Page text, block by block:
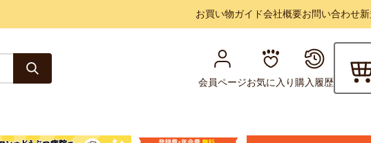
お買い物ガイド会社概要お問い合わせ
会員ページお気に入り購入履歴